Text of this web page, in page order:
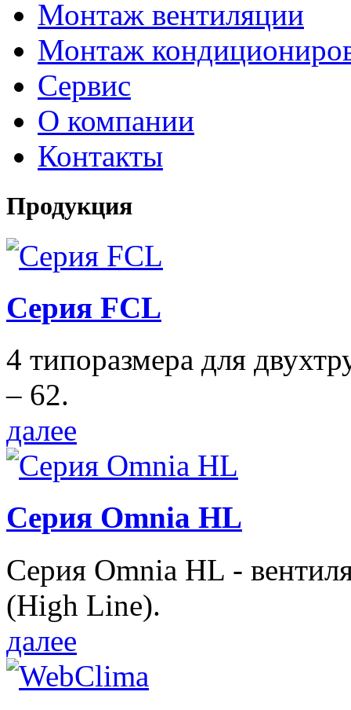
Монтаж вентиляции
Монтаж
Сервис
О компании
Контакты
Продукция
Серия FCL
4 типоразмера для
– 62.
далее
Серия Omnia HL
Серия Omnia HL -
(High Line).
далее